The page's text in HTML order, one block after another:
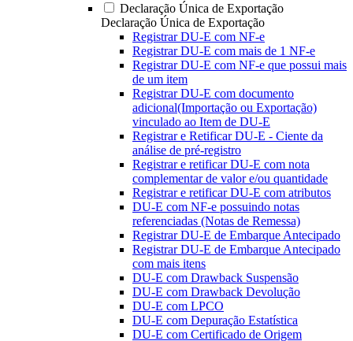
Declaração Única de Exportação
Declaração Única de Exportação
Registrar DU-E com NF-e
Registrar DU-E com mais de 1 NF-e
Registrar DU-E com NF-e que possui mais
de um item
Registrar DU-E com documento
adicional(Importação ou Exportação)
vinculado ao Item de DU-E
Registrar e Retificar DU-E - Ciente da
análise de pré-registro
Registrar e retificar DU-E com nota
complementar de valor e/ou quantidade
Registrar e retificar DU-E com atributos
DU-E com NF-e possuindo notas
referenciadas (Notas de Remessa)
Registrar DU-E de Embarque Antecipado
Registrar DU-E de Embarque Antecipado
com mais itens
DU-E com Drawback Suspensão
DU-E com Drawback Devolução
DU-E com LPCO
DU-E com Depuração Estatística
DU-E com Certificado de Origem